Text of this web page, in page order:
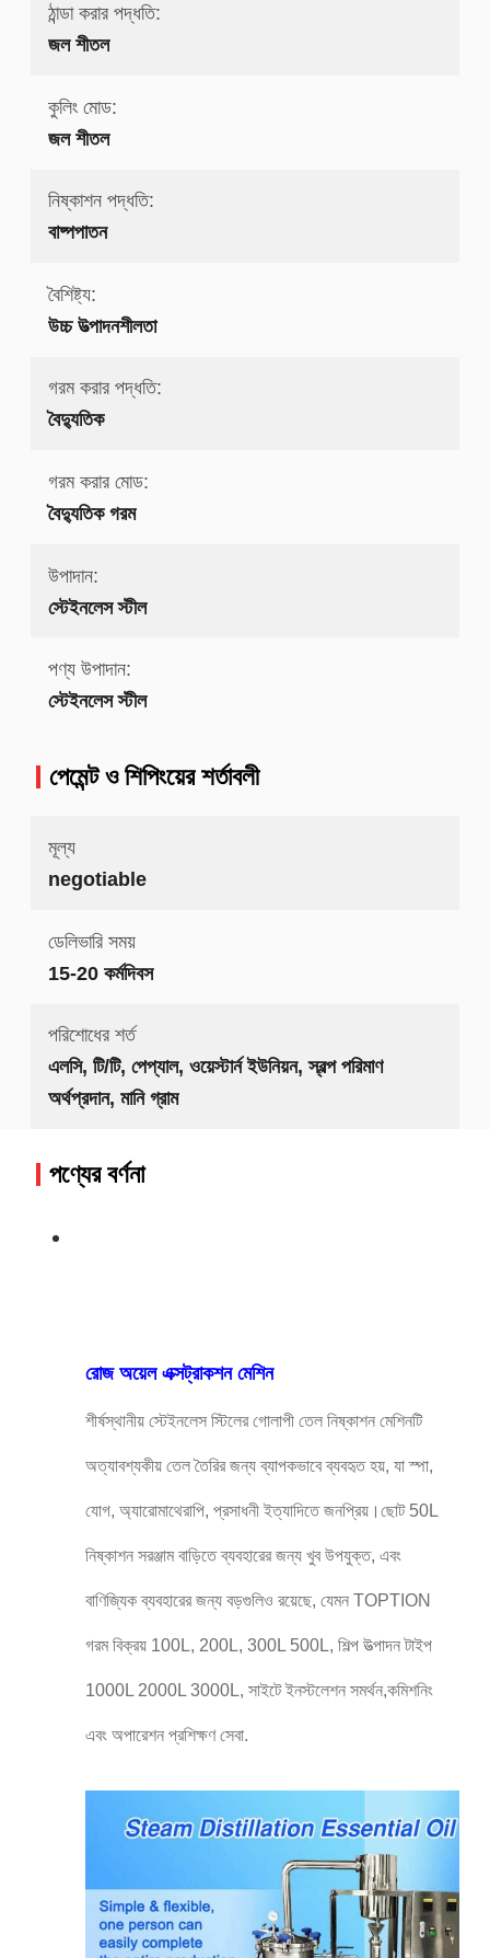
ঠান্ডা করার পদ্ধতি:
জল শীতল
কুলিং মোড:
জল শীতল
নিষ্কাশন পদ্ধতি:
বাষ্পপাতন
বৈশিষ্ট্য:
উচ্চ উত্পাদনশীলতা
গরম করার পদ্ধতি:
বৈদ্যুতিক
গরম করার মোড:
বৈদ্যুতিক গরম
উপাদান:
স্টেইনলেস স্টীল
পণ্য উপাদান:
স্টেইনলেস স্টীল
পেমেন্ট ও শিপিংয়ের শর্তাবলী
মূল্য
negotiable
ডেলিভারি সময়
15-20 কর্মদিবস
পরিশোধের শর্ত
এলসি, টি/টি, পেপ্যাল, ওয়েস্টার্ন ইউনিয়ন, স্বল্প পরিমাণ
অর্থপ্রদান, মানি গ্রাম
পণ্যের বর্ণনা
রোজ অয়েল এক্সট্রাকশন মেশিন
শীর্ষস্থানীয় স্টেইনলেস স্টিলের গোলাপী তেল নিষ্কাশন মেশিনটি
অত্যাবশ্যকীয় তেল তৈরির জন্য ব্যাপকভাবে ব্যবহৃত হয়, যা স্পা,
যোগ, অ্যারোমাথেরাপি, প্রসাধনী ইত্যাদিতে জনপ্রিয়।ছোট 50L
নিষ্কাশন সরঞ্জাম বাড়িতে ব্যবহারের জন্য খুব উপযুক্ত, এবং
বাণিজ্যিক ব্যবহারের জন্য বড়গুলিও রয়েছে, যেমন TOPTION
গরম বিক্রয় 100L, 200L, 300L 500L, শিল্প উত্পাদন টাইপ
1000L 2000L 3000L, সাইটে ইনস্টলেশন সমর্থন,কমিশনিং
এবং অপারেশন প্রশিক্ষণ সেবা.